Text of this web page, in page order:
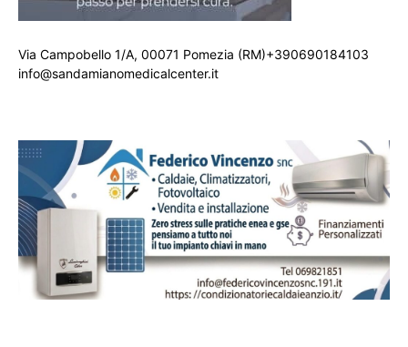
Via Campobello 1/A, 00071 Pomezia (RM)+390690184103
info@sandamianomedicalcenter.it